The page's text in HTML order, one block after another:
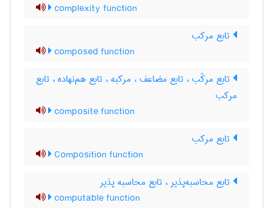
complexity function
تابع مرکب
composed function
تابع مرکّب ، تابع مضاعف ، مرکبه ، تابع هم‌نهاده ، تابع
مرکب
composite function
تابع مرکب
Composition function
تابع محاسبه‌پذیر ، تابع محاسبه پذیر
computable function